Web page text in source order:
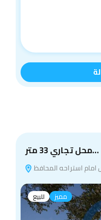
محل تجاري 33 متر…
امام استراحه المحافظ
للبيع مميز